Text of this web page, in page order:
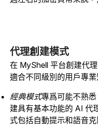
代理創建模式
在 MyShell 平台創建代
適合不同級別的用戶專業
經典模式專爲可能不熟
建具有基本功能的 AI 代
式包括自動提示和語音